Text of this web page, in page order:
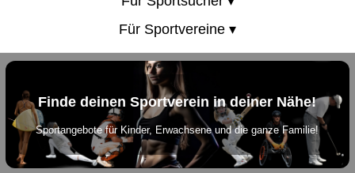
Für Sportvereine ▾
Finde deinen Sportverein in deiner Nähe!
Sportangebote für Kinder, Erwachsene und die ganze Familie!